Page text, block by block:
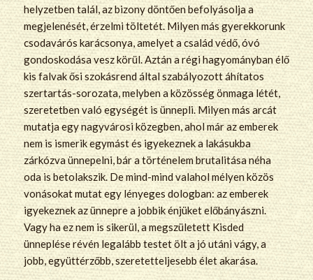
helyzetben talál, az bizony döntően befolyásolja a
megjelenését, érzelmi töltetét. Milyen más gyerekkorunk
csodavárós karácsonya, amelyet a család védő, óvó
gondoskodása vesz körül. Aztán a régi hagyományban élő
kis falvak ősi szokásrend által szabályozott áhítatos
szertartás-sorozata, melyben a közösség önmaga létét,
szeretetben való egységét is ünnepli. Milyen más arcát
mutatja egy nagyvárosi közegben, ahol már az emberek
nem is ismerik egymást és igyekeznek a lakásukba
zárkózva ünnepelni, bár a történelem brutalitása néha
oda is betolakszik. De mind-mind valahol mélyen közös
vonásokat mutat egy lényeges dologban: az emberek
igyekeznek az ünnepre a jobbik énjüket előbányászni.
Vagy ha ez nem is sikerül, a megszületett Kisded
ünneplése révén legalább testet ölt a jó utáni vágy, a
jobb, együttérzőbb, szeretetteljesebb élet akarása.